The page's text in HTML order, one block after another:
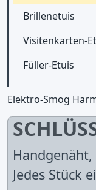
Brillenetuis
Visitenkarten-
Füller-Etuis
Elektro-Smog
Jedes Stück